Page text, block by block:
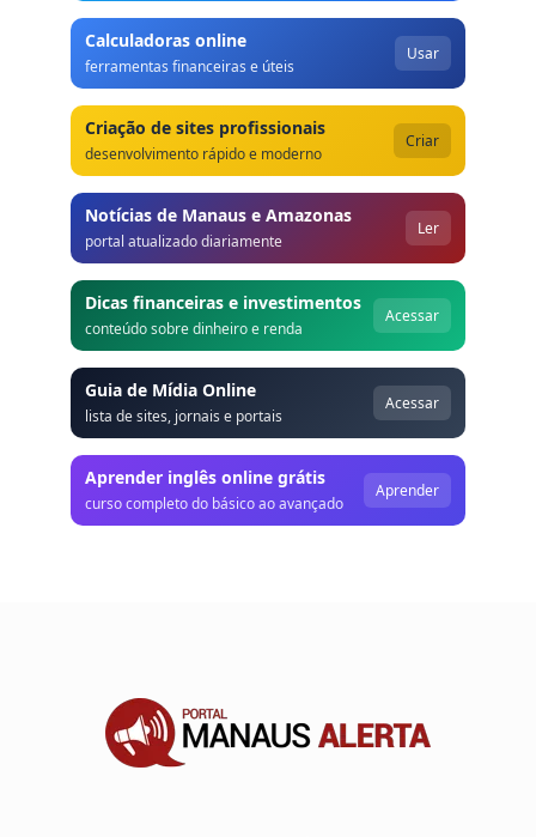
Calculadoras online
ferramentas financeiras e úteis
Usar
Criação de sites profissionais
desenvolvimento rápido e moderno
Criar
Notícias de Manaus e Amazonas
portal atualizado diariamente
Ler
Dicas financeiras e investimentos
conteúdo sobre dinheiro e renda
Acessar
Guia de Mídia Online
lista de sites, jornais e portais
Acessar
Aprender inglês online grátis
curso completo do básico ao avançado
Aprender